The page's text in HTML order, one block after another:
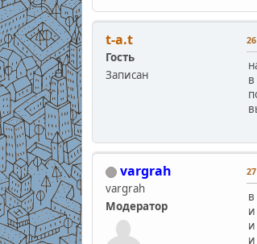
t-a.t
Гость
Записан
vargrah
vargrah
Модератор